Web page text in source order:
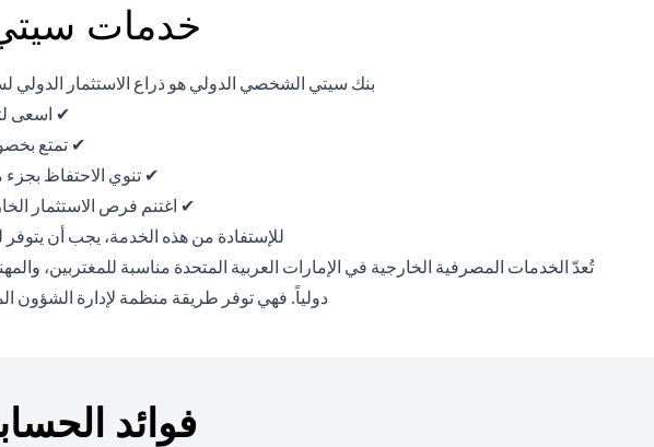
خدمات سيتي
بنك سيتي الشخصي الدولي هو ذراع الاستثمار الدولي
✔ اسعى
✔ تمتع
✔ تنوي الاحتفاظ بجزء
✔ اغتنم فرص الاستثمار
للإستفادة من هذه الخدمة، يجب أن يتوفر لدى
تُعدّ الخدمات المصرفية الخارجية في الإمارات العربية المتحدة مناسبة للمغتربين،
دولياً. فهي توفر طريقة منظمة لإدارة الشؤون
فوائد